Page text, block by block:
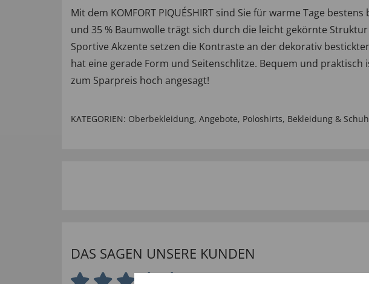
Mit dem KOMFORT PIQUÉSHIRT sind Sie für warme Tage
und 35 % Baumwolle trägt sich durch die leicht gekörnte
Sportive Akzente setzen die Kontraste an der dekorativ
hat eine gerade Form und Seitenschlitze. Bequem und
zum Sparpreis hoch angesagt!
KATEGORIEN: Oberbekleidung, Angebote, Poloshirts, Bekleidung &
DAS SAGEN UNSERE KUNDEN